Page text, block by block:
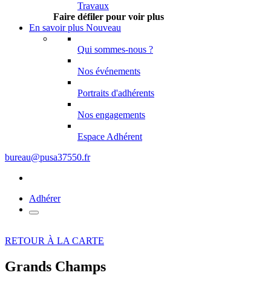
Travaux
Faire défiler pour voir plus
En savoir plus Nouveau
Qui sommes-nous ?
Nos événements
Portraits d'adhérents
Nos engagements
Espace Adhérent
bureau@pusa37550.fr
Adhérer
RETOUR À LA CARTE
Grands Champs